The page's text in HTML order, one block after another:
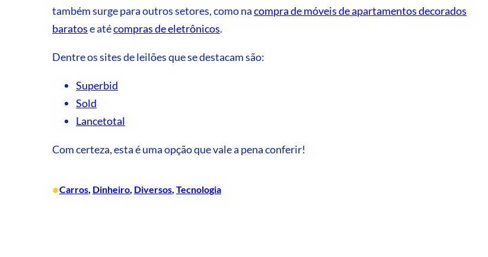
também surge para outros setores, como nacompra de móveis de apartamentos decorados
baratose atécompras de eletrônicos.
Dentre os sites de leilões que se destacam são:
Superbid
Sold
Lancetotal
Com certeza, esta é uma opção que vale a pena conferir!
•Carros Dinheiro Diversos Tecnologia